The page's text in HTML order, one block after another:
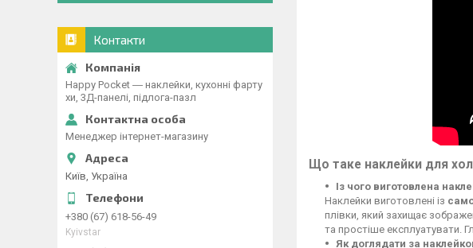
Що таке наклейки для
Із чого виготовлена
Наклейки виготовлені із
плівки, який захищає
та простіше експлуатувати.
Як доглядати за
Контакти
Happy Pocket ― наклейки, кухонні фарту
хи, 3Д-панелі, підлога-пазл
Менеджер інтернет-магазину
Київ, Україна
+380 (67) 618-56-49
Kyivstar